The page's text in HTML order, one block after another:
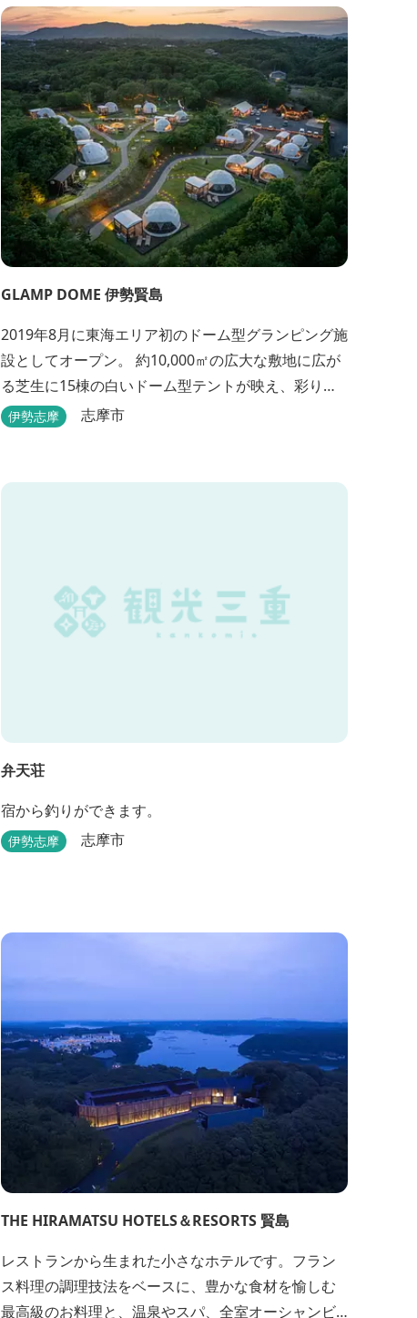
を味わえます。 また季節に合わせて、期間限定クレ
ープやドリンク種類も豊富ですので、伊勢志摩旅行
の際にはぜひお立ち寄りいただければと思います。
店舗前のテラス...
GLAMP DOME 伊勢賢島
2019年8月に東海エリア初のドーム型グランピング施
設としてオープン。 約10,000㎡の広大な敷地に広が
る芝生に15棟の白いドーム型テントが映え、彩りの
美しい空間が待っています。 チェックイン後は『ハ
前350ｇと食べ応えのあるお肉を用意した「肉盛りプ
伊勢志摩 志摩市
弁天荘
宿から釣りができます。
伊勢志摩 志摩市
THE HIRAMATSU HOTELS＆RESORTS 賢島
レストランから生まれた小さなホテルです。フラン
ス料理の調理技法をベースに、豊かな食材を愉しむ
最高級のお料理と、温泉やスパ、全室オーシャンビ